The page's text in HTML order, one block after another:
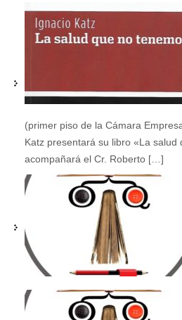
(primer piso de la Cámara
Katz presentará su libro «La salud
acompañará el Cr. Roberto […]